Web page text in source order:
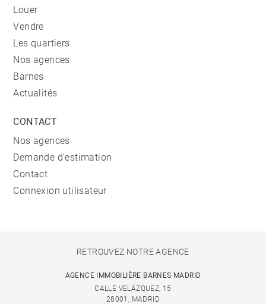
Louer
Vendre
Les quartiers
Nos agences
Barnes
Actualités
CONTACT
Nos agences
Demande d'estimation
Contact
Connexion utilisateur
RETROUVEZ NOTRE AGENCE
AGENCE IMMOBILIÈRE BARNES MADRID
CALLE VELÁZQUEZ, 15
28001, MADRID